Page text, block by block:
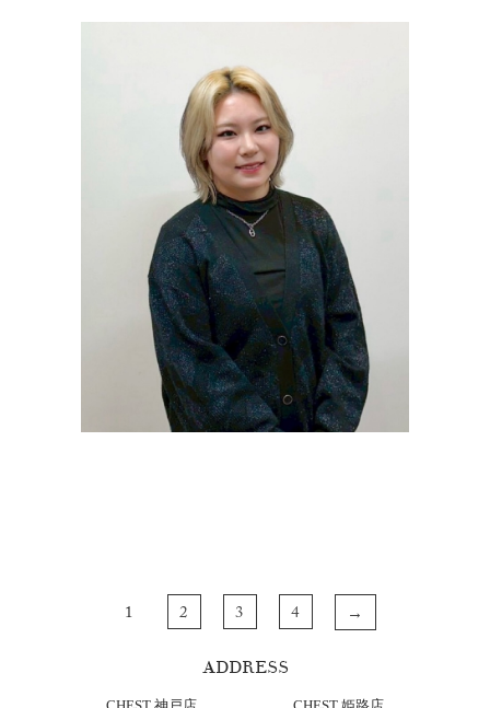
1 2 3 4 →
ADDRESS